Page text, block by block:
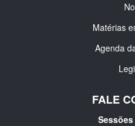
Matérias
Agenda
FALE